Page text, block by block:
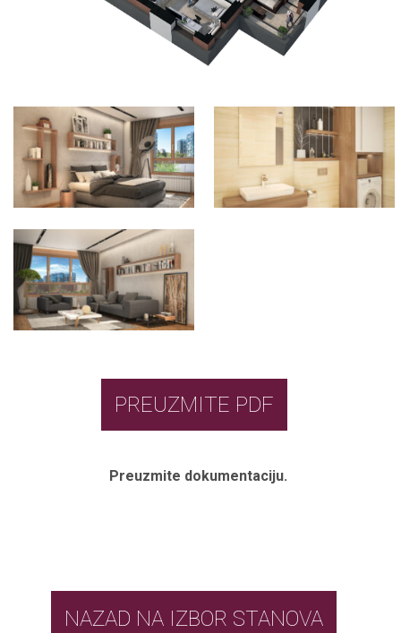
PREUZMITE PDF
Preuzmite dokumentaciju.
NAZAD NA IZBOR STANOVA